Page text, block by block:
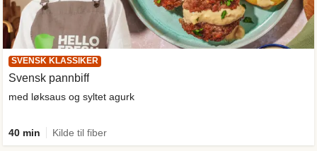
SVENSK KLASSIKER
Svensk pannbiff
med løksaus og syltet agurk
40 min Kilde til fiber